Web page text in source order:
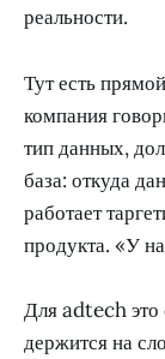
реальности.
Тут есть
компания
тип данных,
база: откуда
работает
продукта. «У
Для adtech это
держится на